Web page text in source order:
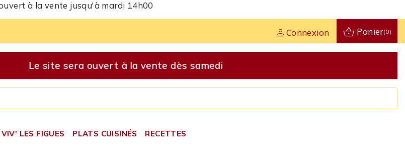
à la vente jusqu'à mardi 14h00
personConnexion shopping_basket Panier(0)
Le site sera ouvert à la vente dès samedi
VIV' LES FIGUES PLATS CUISINÉS RECETTES